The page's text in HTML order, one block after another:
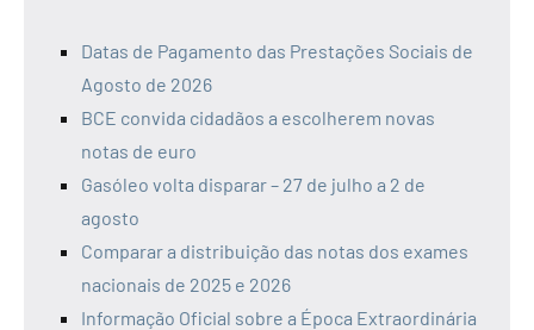
Datas de Pagamento das Prestações Sociais de
Agosto de 2026
BCE convida cidadãos a escolherem novas
notas de euro
Gasóleo volta disparar – 27 de julho a 2 de
agosto
Comparar a distribuição das notas dos exames
nacionais de 2025 e 2026
Informação Oficial sobre a Época Extraordinária